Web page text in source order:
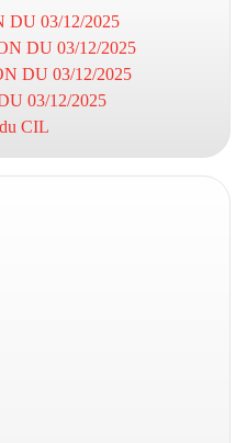
03/12/2025
DU 03/12/2025
DU 03/12/2025
03/12/2025
CIL